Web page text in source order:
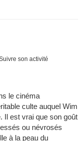
son activité
le cinéma
culte auquel Wim
Il est vrai que son goût
ou névrosés
à la peau du